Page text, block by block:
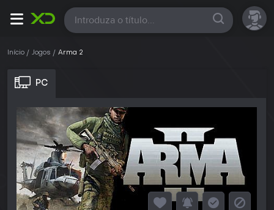
Todas
Início Jogos Arma 2
PC